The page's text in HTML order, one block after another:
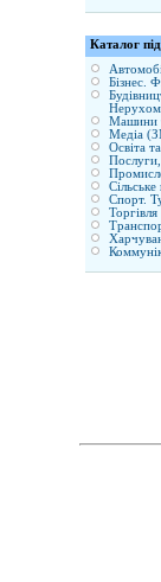
Каталог
Бізнес.
Машини
Медіа
Освіта
Послуги,
Спорт.
Торгівля